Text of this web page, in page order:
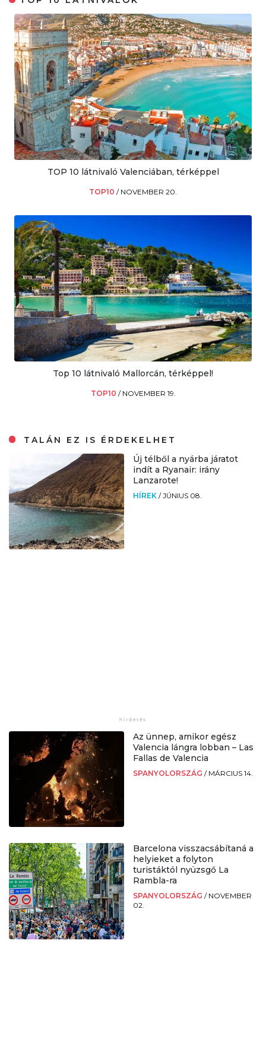
TOP 10 látnivaló Valenciában, térképpel
TOP10 / NOVEMBER 20.
Top 10 látnivaló Mallorcán, térképpel!
TOP10 / NOVEMBER 19.
TALÁN EZ IS ÉRDEKELHET
Új télből a nyárba járatot
indít a Ryanair: irány
Lanzarote!
HÍREK /JÚNIUS 08.
Az ünnep, amikor egész
Valencia lángra lobban – Las
Fallas de Valencia
SPANYOLORSZÁG / MÁRCIUS 14.
Barcelona visszacsábítaná a
helyieket a folyton
turistáktól nyüzsgő La
Rambla-ra
SPANYOLORSZÁG / NOVEMBER
02.